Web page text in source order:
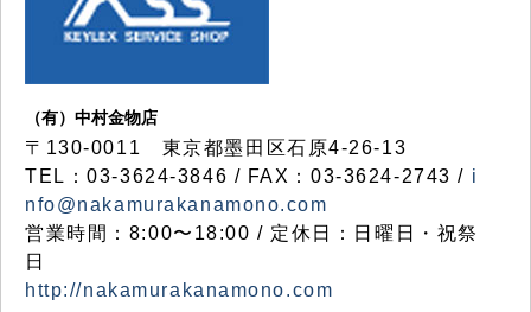
（有）中村金物店
〒130-0011 東京都墨田区石原4-26-13
TEL：03-3624-3846 / FAX：03-3624-2743 / i
nfo@nakamurakanamono.com
営業時間：8:00〜18:00 / 定休日：日曜日・祝祭
日
http://nakamurakanamono.com